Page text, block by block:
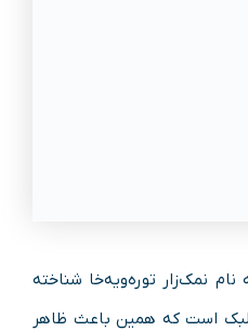
نمک‌زار توره‌ویه‌خا شناخته
است که همین باعث ظاهر